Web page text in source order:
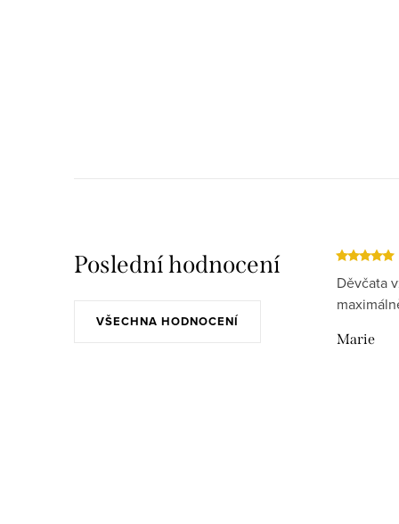
Poslední hodnocení
VŠECHNA HODNOCENÍ
Děvčata
Marie